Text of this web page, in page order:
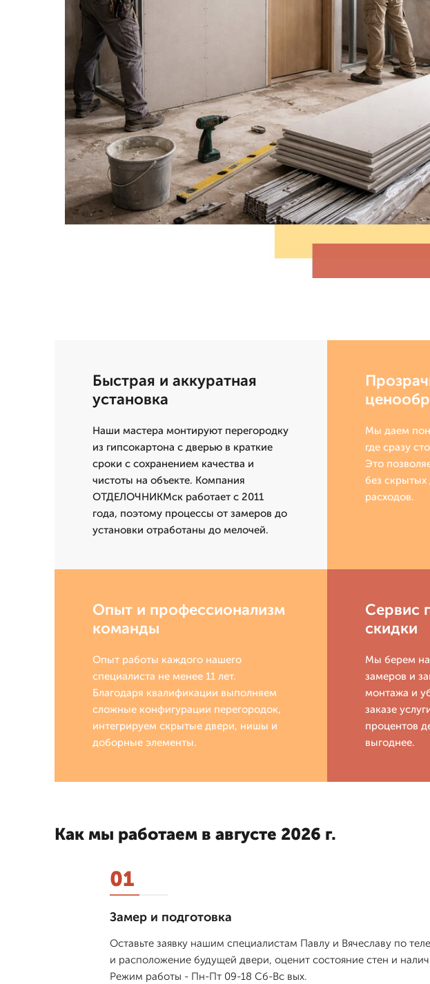
Быстрая и аккуратная
установка
Наши мастера монтируют перегородку
из гипсокартона с дверью в краткие
сроки с сохранением качества и
чистоты на объекте. Компания
ОТДЕЛОЧНИКМск работает с 2011
года, поэтому процессы от замеров до
установки отработаны до мелочей.
Мы даем
где сразу
Это
без
расходов.
Опыт и профессионализм
команды
Опыт работы каждого нашего
специалиста не менее 11 лет.
Благодаря квалификации выполняем
сложные конфигурации перегородок,
интегрируем скрытые двери, нишы и
доборные элементы.
Сервис
скидки
Мы берем на
замеров и
монтажа и
заказе
процентов
выгоднее.
Как мы работаем в августе 2026 г.
01
Замер и подготовка
Оставьте заявку нашим специалистам Павлу и Вячеславу по
и расположение будущей двери, оценит состояние стен и
Режим работы - Пн-Пт 09-18 Сб-Вс вых.